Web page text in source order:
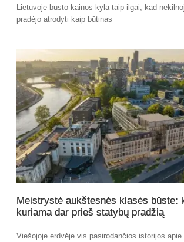
Lietuvoje būsto kainos kyla taip ilgai, kad
pradėjo atrodyti kaip būtinas
Meistrystė aukštesnės klasės būste:
kuriama dar prieš statybų pradžią
Viešojoje erdvėje vis pasirodančios istorijos apie